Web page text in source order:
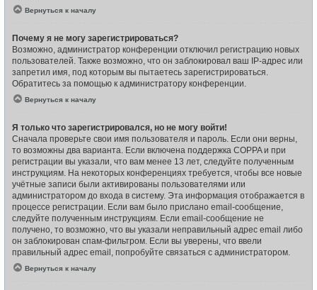
Вернуться к началу
Почему я не могу зарегистрироваться?
Возможно, администратор конференции отключил регистрацию новых
пользователей. Также возможно, что он заблокировал ваш IP-адрес или
запретил имя, под которым вы пытаетесь зарегистрироваться.
Обратитесь за помощью к администратору конференции.
Вернуться к началу
Я только что зарегистрировался, но не могу войти!
Сначала проверьте свои имя пользователя и пароль. Если они верны,
то возможны два варианта. Если включена поддержка COPPA и при
регистрации вы указали, что вам менее 13 лет, следуйте полученным
инструкциям. На некоторых конференциях требуется, чтобы все новые
учётные записи были активированы пользователями или
администратором до входа в систему. Эта информация отображается в
процессе регистрации. Если вам было прислано email-сообщение,
следуйте полученным инструкциям. Если email-сообщение не
получено, то возможно, что вы указали неправильный адрес email либо
он заблокирован спам-фильтром. Если вы уверены, что ввели
правильный адрес email, попробуйте связаться с администратором.
Вернуться к началу